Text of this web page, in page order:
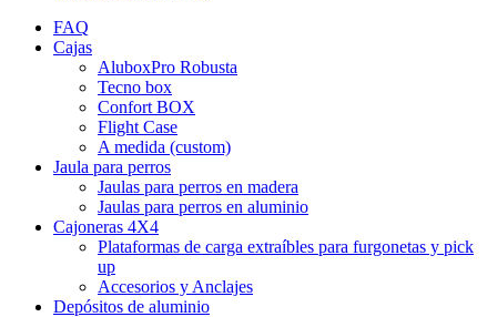
FAQ
Cajas
AluboxPro Robusta
Tecno box
Confort BOX
Flight Case
A medida (custom)
Jaula para perros
Jaulas para perros en madera
Jaulas para perros en aluminio
Cajoneras 4X4
Plataformas de carga extraíbles para furgonetas y pick
up
Accesorios y Anclajes
Depósitos de aluminio